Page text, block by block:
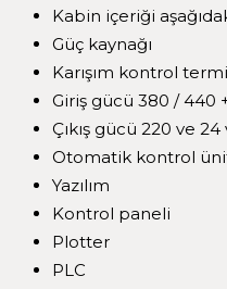
Kabin içeriği
Güç kaynağı
Karışım kontrol
Giriş gücü 380 / 440
Çıkış gücü 220 ve
Otomatik kontrol
Yazılım
Kontrol paneli
Plotter
PLC